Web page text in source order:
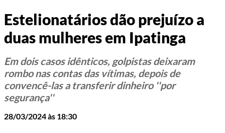
Estelionatários dão prejuízo a
duas mulheres em Ipatinga
Em dois casos idênticos, golpistas deixaram
rombo nas contas das vítimas, depois de
convencê-las a transferir dinheiro ''por
segurança''
28/03/2024 às 18:30